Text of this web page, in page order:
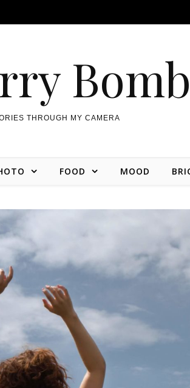
Bomb
THROUGH MY CAMERA
FOOD MOOD